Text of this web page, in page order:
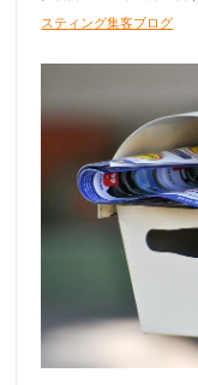
スティング集客ブログ